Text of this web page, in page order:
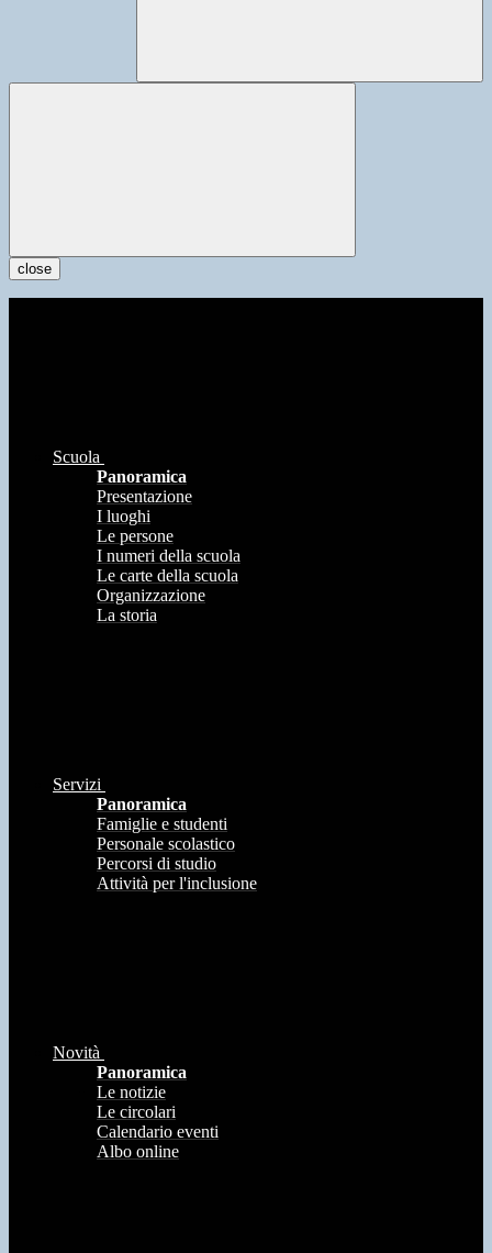
close
Scuola
Panoramica
Presentazione
I luoghi
Le persone
I numeri della scuola
Le carte della scuola
Organizzazione
La storia
Servizi
Panoramica
Famiglie e studenti
Personale scolastico
Percorsi di studio
Attività per l'inclusione
Novità
Panoramica
Le notizie
Le circolari
Calendario eventi
Albo online